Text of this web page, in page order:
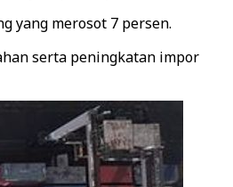
yang merosot 7 persen.
serta peningkatan impor